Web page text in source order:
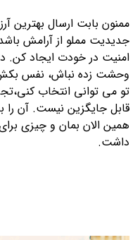
ممنون بابت ارسال بهترین
جدیدیت مملو از آرامش
امنیت در خودت ایجاد کن.
وحشت زده نباش، نفس
تو می توانی انتخاب
قابل جایگزین نیست. آن
همین الان بمان و چیزی
داشت.